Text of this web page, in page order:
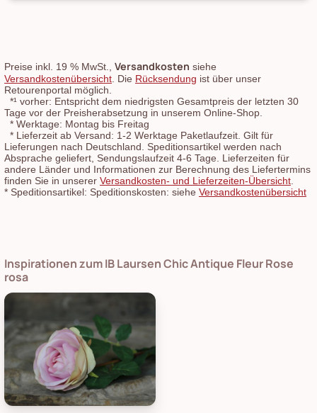
Preise inkl. 19 % MwSt., Versandkosten siehe
Versandkostenübersicht . Die Rücksendung ist über unser
Retourenportal möglich.
*¹ vorher: Entspricht dem niedrigsten Gesamtpreis der letzten 30
Tage vor der Preisherabsetzung in unserem Online-Shop.
* Werktage: Montag bis Freitag
* Lieferzeit ab Versand: 1-2 Werktage Paketlaufzeit. Gilt für
Lieferungen nach Deutschland. Speditionsartikel werden nach
Absprache geliefert, Sendungslaufzeit 4-6 Tage. Lieferzeiten für
andere Länder und Informationen zur Berechnung des Liefertermins
finden Sie in unserer Versandkosten- und Lieferzeiten-Übersicht
* Speditionsartikel: Speditionskosten: siehe Versandkostenübersicht
Inspirationen zum IB Laursen Chic Antique Fleur Rose
rosa